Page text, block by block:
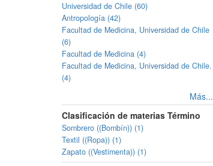
Universidad de Chile (60)
Antropología (42)
Facultad de Medicina, Universidad de Chile
(6)
Facultad de Medicina (4)
Facultad de Medicina, Universidad de Chile.
(4)
Más...
Clasificación de materias Término
Sombrero ((Bombín)) (1)
Textil ((Ropa)) (1)
Zapato ((Vestimenta)) (1)